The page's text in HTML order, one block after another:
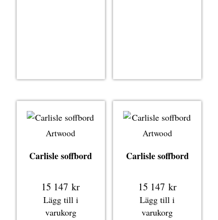
Artwood
Carlisle soffbord
15 147kr
Lägg till i
varukorg
Artwood
Carlisle soffbord
15 147 kr
Lägg till i
varukorg